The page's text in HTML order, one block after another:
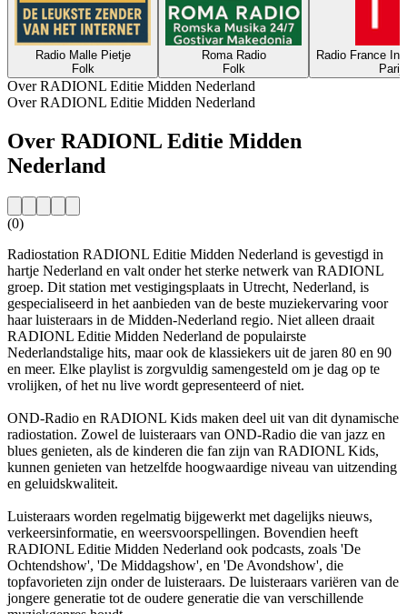
Radio Malle Pietje
Folk
Roma Radio
Folk
Radio France
Over RADIONL Editie Midden Nederland
Over RADIONL Editie Midden Nederland
Over RADIONL Editie Midden
Nederland
(0)
Radiostation RADIONL Editie Midden Nederland is gevestigd in
hartje Nederland en valt onder het sterke netwerk van RADIONL
groep. Dit station met vestigingsplaats in Utrecht, Nederland, is
gespecialiseerd in het aanbieden van de beste muziekervaring voor
haar luisteraars in de Midden-Nederland regio. Niet alleen draait
RADIONL Editie Midden Nederland de populairste
Nederlandstalige hits, maar ook de klassiekers uit de jaren 80 en 90
en meer. Elke playlist is zorgvuldig samengesteld om je dag op te
vrolijken, of het nu live wordt gepresenteerd of niet.
OND-Radio en RADIONL Kids maken deel uit van dit dynamische
radiostation. Zowel de luisteraars van OND-Radio die van jazz en
blues genieten, als de kinderen die fan zijn van RADIONL Kids,
kunnen genieten van hetzelfde hoogwaardige niveau van uitzending
en geluidskwaliteit.
Luisteraars worden regelmatig bijgewerkt met dagelijks nieuws,
verkeersinformatie, en weersvoorspellingen. Bovendien heeft
RADIONL Editie Midden Nederland ook podcasts, zoals 'De
Ochtendshow', 'De Middagshow', en 'De Avondshow', die
topfavorieten zijn onder de luisteraars. De luisteraars variëren van de
jongere generatie tot de oudere generatie die van verschillende